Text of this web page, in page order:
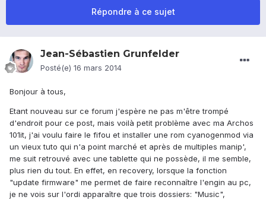
Répondre à ce sujet
Jean-Sébastien Grunfelder
Posté(e) 16 mars 2014
Bonjour à tous,
Etant nouveau sur ce forum j'espère ne pas m'être trompé
d'endroit pour ce post, mais voilà petit problème avec ma Archos
101it, j'ai voulu faire le fifou et installer une rom cyanogenmod via
un vieux tuto qui n'a point marché et après de multiples manip',
me suit retrouvé avec une tablette qui ne possède, il me semble,
plus rien du tout. En effet, en recovery, lorsque la fonction
"update firmware" me permet de faire reconnaître l'engin au pc,
je ne vois sur l'ordi apparaître que trois dossiers: "Music",